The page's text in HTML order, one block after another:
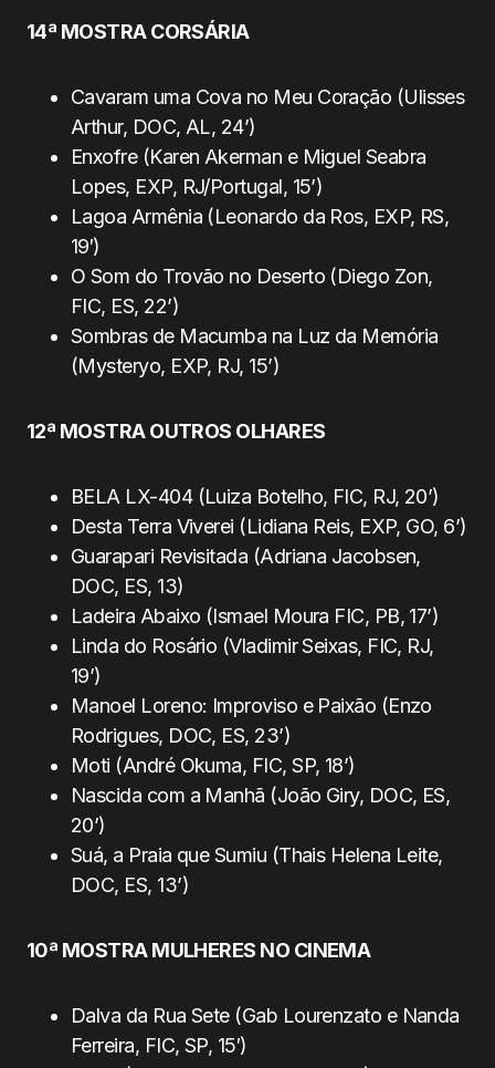
14ª MOSTRA CORSÁRIA
Cavaram uma Cova no Meu Coração (Ulisses
Arthur, DOC, AL, 24’)
Enxofre (Karen Akerman e Miguel Seabra
Lopes, EXP, RJ/Portugal, 15’)
Lagoa Armênia (Leonardo da Ros, EXP, RS,
19′)
O Som do Trovão no Deserto (Diego Zon,
FIC, ES, 22’)
Sombras de Macumba na Luz da Memória
(Mysteryo, EXP, RJ, 15’)
12ª MOSTRA OUTROS OLHARES
BELA LX-404 (Luiza Botelho, FIC, RJ, 20’)
Desta Terra Viverei (Lidiana Reis, EXP, GO, 6’)
Guarapari Revisitada (Adriana Jacobsen,
DOC, ES, 13)
Ladeira Abaixo (Ismael Moura FIC, PB, 17’)
Linda do Rosário (Vladimir Seixas, FIC, RJ,
19’)
Manoel Loreno: Improviso e Paixão (Enzo
Rodrigues, DOC, ES, 23’)
Moti (André Okuma, FIC, SP, 18’)
Nascida com a Manhã (João Giry, DOC, ES,
20’)
Suá, a Praia que Sumiu (Thais Helena Leite,
DOC, ES, 13’)
10ª MOSTRA MULHERES NO CINEMA
Dalva da Rua Sete (Gab Lourenzato e Nanda
Ferreira, FIC, SP, 15′)